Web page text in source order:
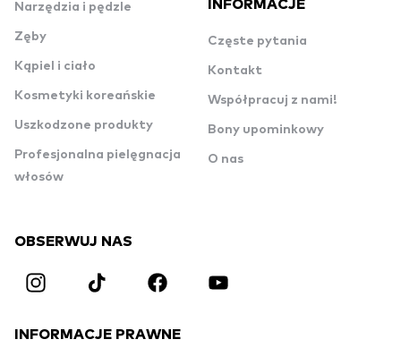
Narzędzia i pędzle
Zęby
Kąpiel i ciało
Kosmetyki koreańskie
Uszkodzone produkty
Profesjonalna pielęgnacja
włosów
Częste pytania
Kontakt
Współpracuj z nami!
Bony upominkowy
O nas
OBSERWUJ NAS
INFORMACJE PRAWNE